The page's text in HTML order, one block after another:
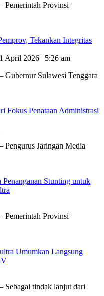
Provinsi
Tekankan Integritas
April 2026 | 5:26 am
Sulawesi Tenggara
Fokus Penataan Administrasi
Jaringan Media
Stunting untuk
Provinsi
Umumkan Langsung
tindak lanjut dari